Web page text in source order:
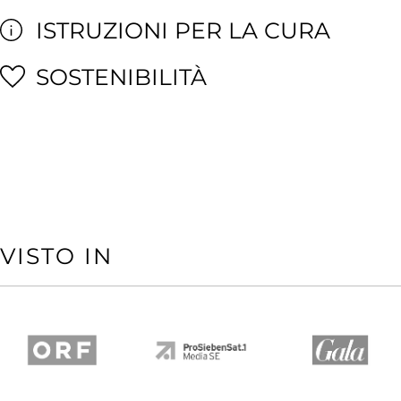
ISTRUZIONI PER LA CURA
SOSTENIBILITÀ
VISTO IN